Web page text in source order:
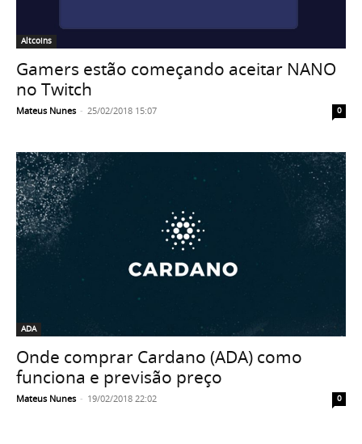
Altcoins
Gamers estão começando aceitar NANO
no Twitch
Mateus Nunes - 25/02/2018 15:07 0
ADA
Onde comprar Cardano (ADA) como
funciona e previsão preço
Mateus Nunes - 19/02/2018 22:02 0